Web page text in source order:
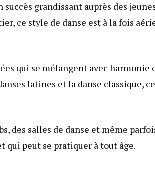
grandissant auprès des
ce style de danse est à la fois
qui se mélangent avec
latines et la danse classique,
des salles de danse et même
qui peut se pratiquer à tout âge.